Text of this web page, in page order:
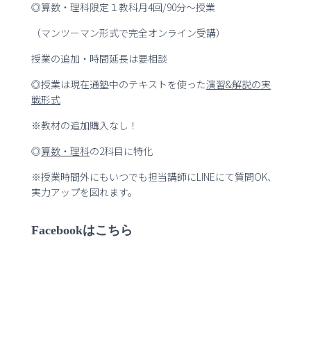
◎算数・理科限定１教科月4回/90分～授業
（マンツーマン形式で完全オンライン受講）
授業の追加・時間延長は要相談
◎授業は現在通塾中のテキストを使った演習&解説の実
戦形式
※教材の追加購入なし！
◎算数・理科の2科目に特化
※授業時間外にもいつでも担当講師にLINEにて質問OK、
実力アップを図れます。
Facebookはこちら